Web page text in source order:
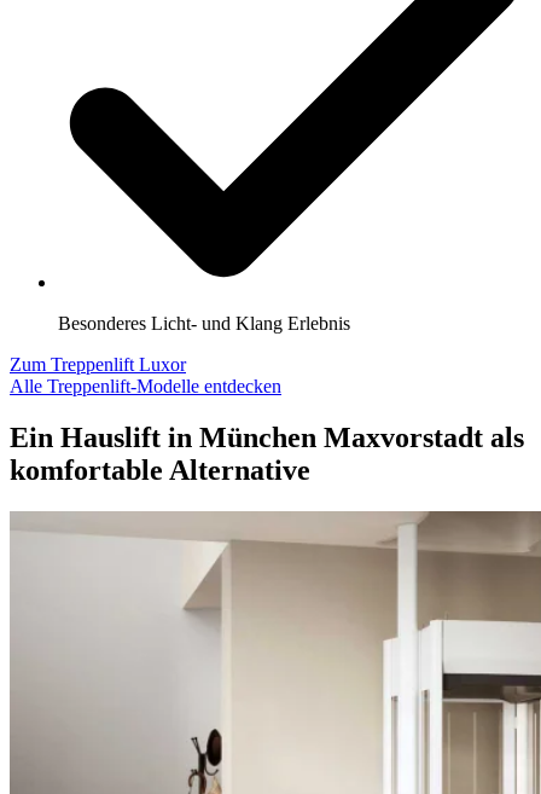
Besonderes Licht- und Klang Erlebnis
Zum Treppenlift Luxor
Alle Treppenlift-Modelle entdecken
Ein Hauslift in München Maxvorstadt als
komfortable Alternative